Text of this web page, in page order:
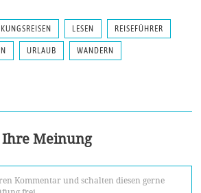
LESEN REISEFÜHRER
URLAUB WANDERN
Ihre Meinung